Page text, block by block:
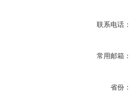
联系电话：
常用邮箱：
省份：